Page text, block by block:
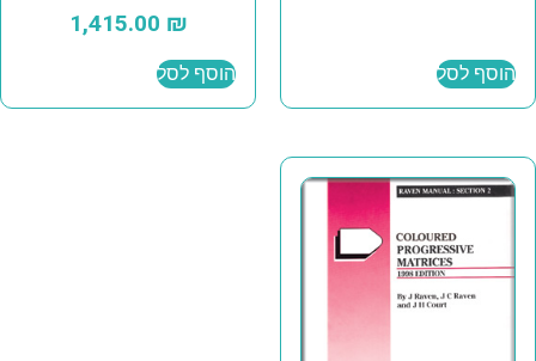
הוסף לסל
1,415.00 ₪
הוסף לסל